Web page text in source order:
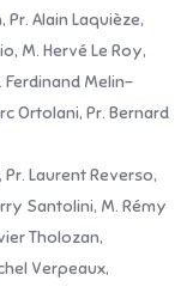
Pr. Alain Laquièze,
M. Hervé Le Roy,
Ferdinand Melin-
Ortolani, Pr. Bernard
Laurent Reverso,
Santolini, M. Rémy
Tholozan,
Verpeaux,